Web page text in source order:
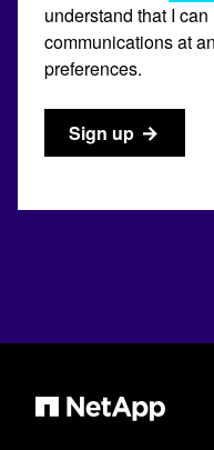
understand that I
communications at
preferences.
Sign up